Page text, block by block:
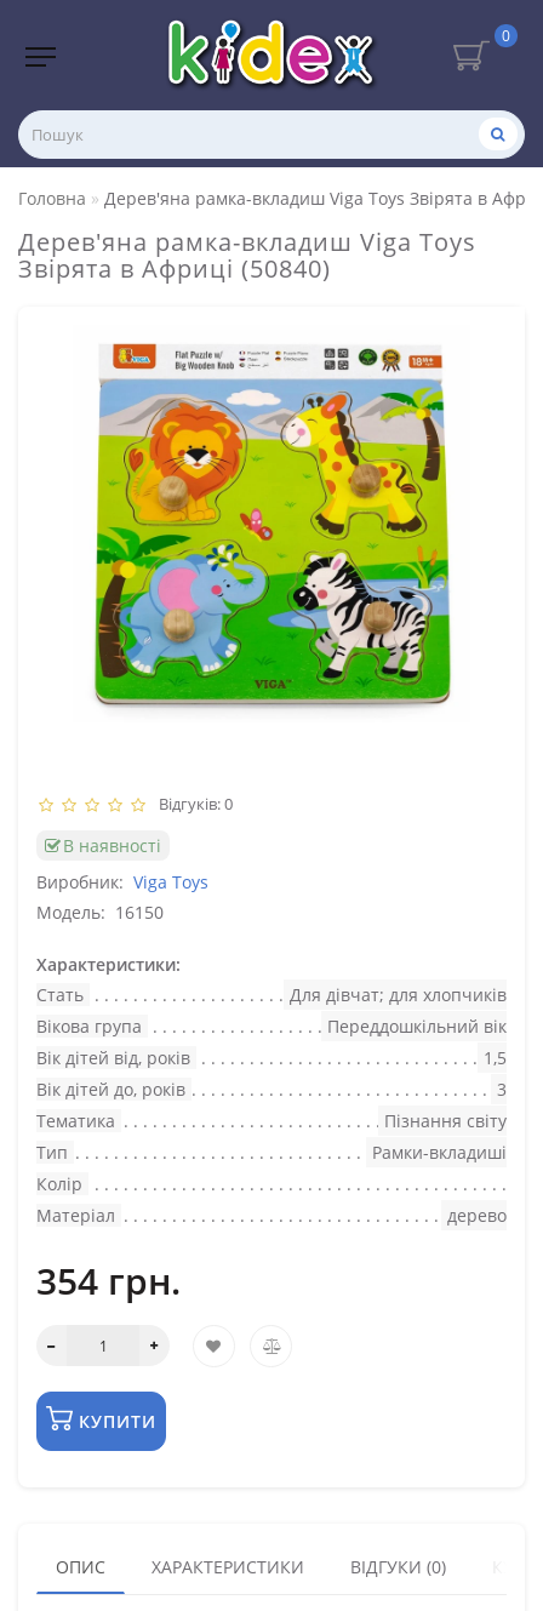
0
Головна Дерев'яна рамка-вкладиш Viga Toys Звірята в
Дерев'яна рамка-вкладиш Viga Toys
Звірята в Африці (50840)
Відгуків: 0
В наявності
Виробник: Viga Toys
Модель: 16150
Характеристики:
Стать
Для дівчат; для хлопчиків
Вікова група
Переддошкільний вік
Вік дітей від, років
1,5
Вік дітей до, років
3
Тематика
Пізнання світу
Тип
Рамки-вкладиші
Колір
Матеріал
дерево
354 грн.
КУПИТИ
ОПИС ХАРАКТЕРИСТИКИ ВІДГУКИ (0)